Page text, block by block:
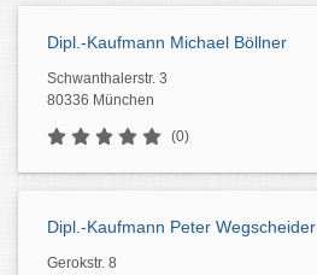
Dipl.-Kaufmann Michael Böllner
Schwanthalerstr. 3
80336 München
(0)
Dipl.-Kaufmann Peter Wegscheider
Gerokstr. 8